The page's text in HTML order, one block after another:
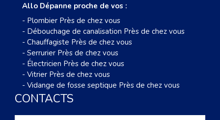
Allo Dépanne proche de vos :
- Plombier Près de chez vous
- Débouchage de canalisation Près de chez vous
- Chauffagiste Près de chez vous
- Serrurier Près de chez vous
- Électricien Près de chez vous
- Vitrier Près de chez vous
- Vidange de fosse septique Près de chez vous
CONTACTS